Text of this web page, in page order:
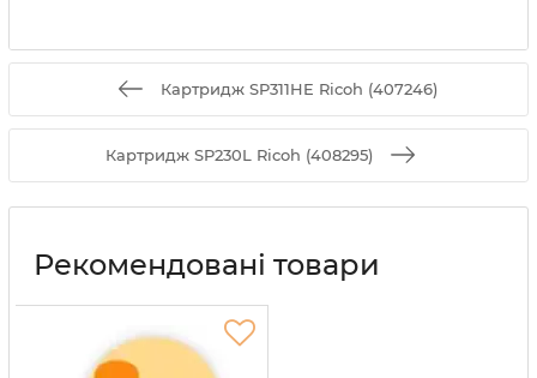
Картридж SP311HE Ricoh (407246)
Картридж SP230L Ricoh (408295)
Рекомендовані товари